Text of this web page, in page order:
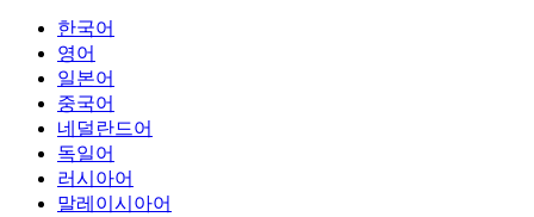
한국어
영어
일본어
중국어
네덜란드어
독일어
러시아어
말레이시아어